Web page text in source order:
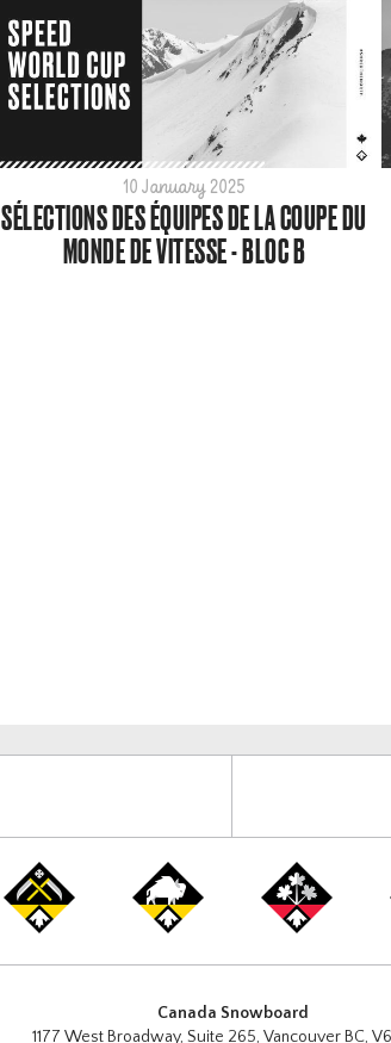
10 January 2025
SÉLECTIONS DES ÉQUIPES DE LA COUPE DU
MONDE DE VITESSE - BLOC B
Canada Snowboard
1177 West Broadway, Suite 265, Vancouver BC,